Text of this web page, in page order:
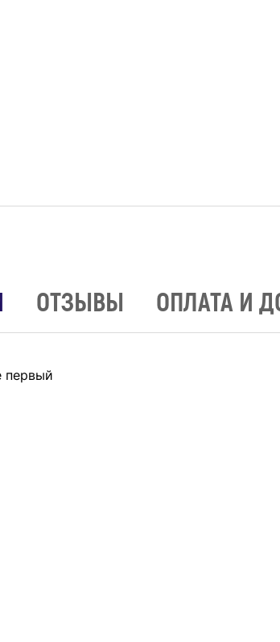
ОТЗЫВЫ ОПЛАТА И
первый